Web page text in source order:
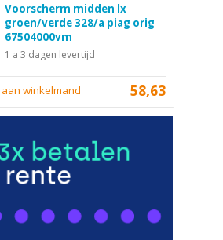
Voorscherm midden lx
groen/verde 328/a piag orig
67504000vm
1 a 3 dagen levertijd
58,63
winkelmand